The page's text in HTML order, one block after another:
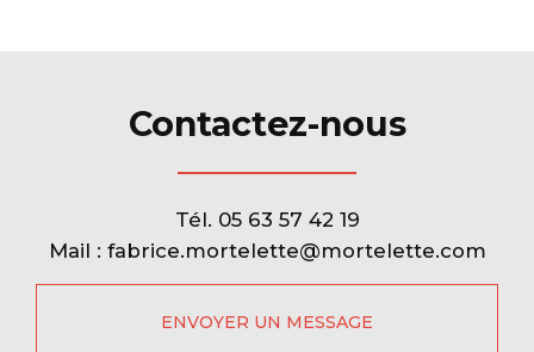
Contactez-nous
Tél. 05 63 57 42 19
Mail : fabrice.mortelette@mortelette.com
ENVOYER UN MESSAGE